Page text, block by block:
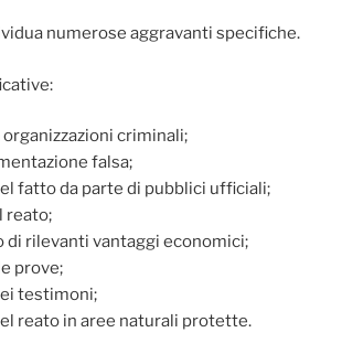
numerose aggravanti specifiche.
criminali;
falsa;
fatto da parte di pubblici ufficiali;
reato;
di rilevanti vantaggi economici;
prove;
testimoni;
reato in aree naturali protette.